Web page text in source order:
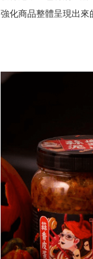
強化商品整體呈現出來